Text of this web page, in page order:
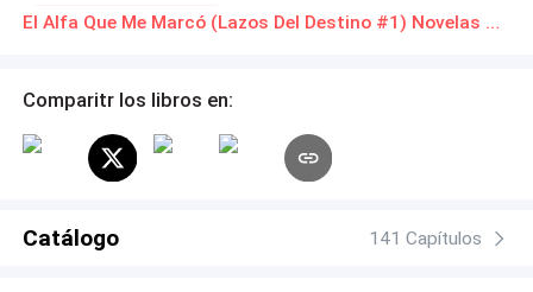
Dominick Delacroix, su nuevo jefe… y el alfa que lo
Callum intenta negar el deseo que lo consume. Sin
no sueltan a quienes han marcado. . . Serie Lazos Del
Destino: 0.5. XXX 1. El Alfa Que Me Marcó 2. La
Aventura de Una Noche El Alfa Que Me Marcó (Lazos Del Destino #1) Novelas Online Descarga gratuita de PDF
Comparitr los libros en:
Catálogo 141 Capítulos